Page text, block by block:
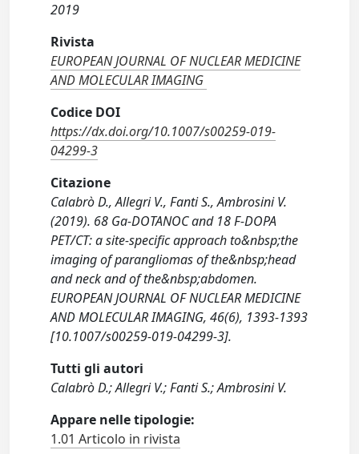
2019
Rivista
EUROPEAN JOURNAL OF NUCLEAR MEDICINE
AND MOLECULAR IMAGING
Codice DOI
https://dx.doi.org/10.1007/s00259-019-
04299-3
Citazione
Calabrò D., Allegri V., Fanti S., Ambrosini V.
(2019). 68 Ga-DOTANOC and 18 F-DOPA
PET/CT: a site-specific approach to&nbsp;the
imaging of parangliomas of the&nbsp;head
and neck and of the&nbsp;abdomen.
EUROPEAN JOURNAL OF NUCLEAR MEDICINE
AND MOLECULAR IMAGING, 46(6), 1393-1393
[10.1007/s00259-019-04299-3].
Tutti gli autori
Calabrò D.; Allegri V.; Fanti S.; Ambrosini V.
Appare nelle tipologie:
1.01 Articolo in rivista